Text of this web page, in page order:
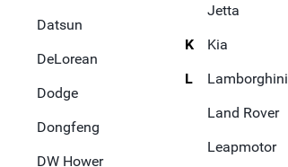
Datsun
DeLorean
Dodge
Dongfeng
DW Hower
Jetta
K
Kia
L
Lamborghini
Land Rover
Leapmotor